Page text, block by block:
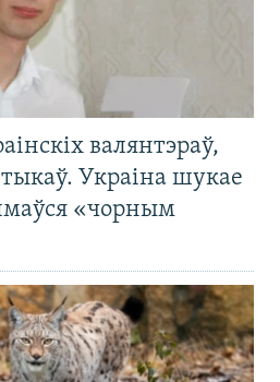
валянтэраў,
Украіна шукае
«чорным